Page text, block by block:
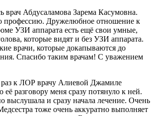
врач Абдусаламова Зарема Касумовна.
профессию. Дружелюбное отношение к
УЗИ аппарата есть ещё свои умные,
которые видят и без УЗИ аппарата.
врачи, которые докапываются до
Спасибо таким врачам! С уважением
к ЛОР врачу Алиевой Джамиле
разговору меня сразу потянуло к ней.
выслушала и сразу начала лечение. Очень
тоже очень аккуратно выполняет